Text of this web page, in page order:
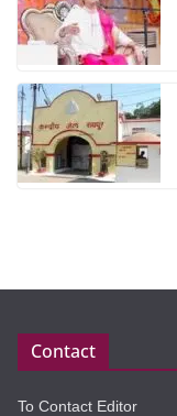
Contact
To Contact Editor